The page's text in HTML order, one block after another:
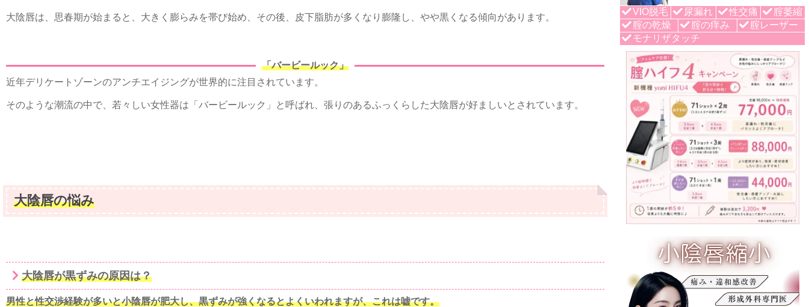
大陰唇は、思春期が始まると、大きく膨らみを帯び始め、その後、皮下脂肪が多くなり膨隆し、やや黒くなる傾向があります。
「バービールック」
近年デリケートゾーンのアンチエイジングが世界的に注目されています。
そのような潮流の中で、若々しい女性器は「バービールック」と呼ばれ、張りのあるふっくらした大陰唇が好ましいとされています。
大陰唇の悩み
大陰唇が黒ずみの原因は？
男性と性交渉経験が多いと小陰唇が肥大し、黒ずみが強くなるとよくいわれますが、これは嘘です。
VIO脱毛 尿漏れ 性交痛
腟萎縮
腟の乾燥
腟の痒み
腟レーザー
モナリザタッチ